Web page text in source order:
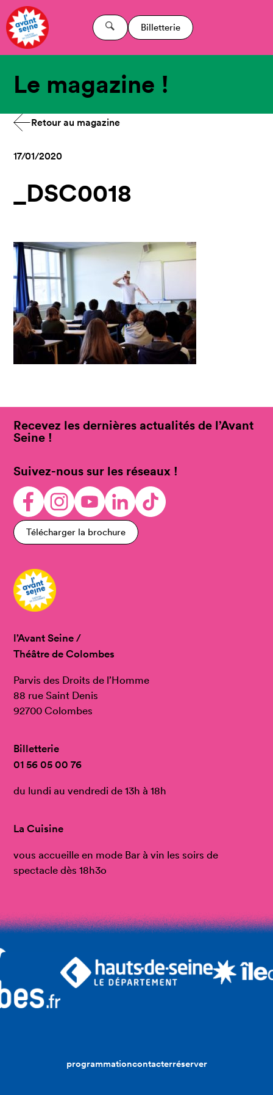
Billetterie
Le magazine !
Retour au magazine
17/01/2020
_DSC0018
Recevez les dernières actualités de l’Avant
Seine !
Suivez-nous sur les réseaux !
Télécharger la brochure
l’Avant Seine /
Théâtre de Colombes
Parvis des Droits de l’Homme
88 rue Saint Denis
92700 Colombes
Billetterie
01 56 05 00 76
du lundi au vendredi de 13h à 18h
La Cuisine
vous accueille en mode Bar à vin les soirs de
spectacle dès 18h3o
programmationcontacterréserver